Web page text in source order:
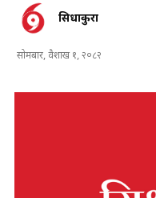
सिधाकुरा
सोमबार, वैशाख १, २०८२